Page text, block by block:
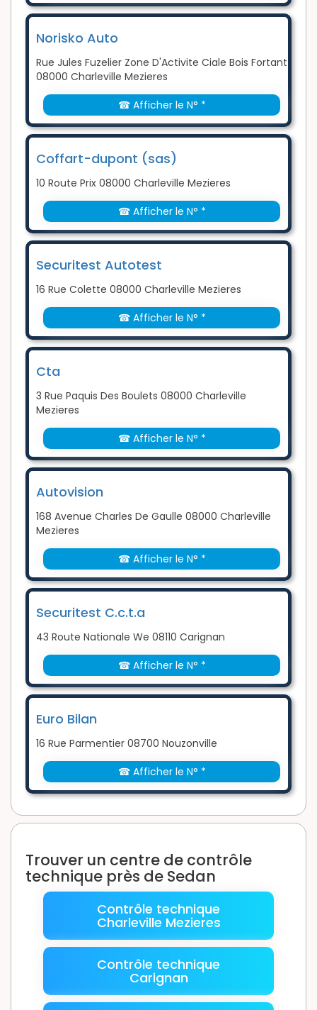
Norisko Auto
Rue Jules Fuzelier Zone D'Activite Ciale Bois Fortant
08000 Charleville Mezieres
☎ Afficher le N° *
Coffart-dupont (sas)
10 Route Prix 08000 Charleville Mezieres
☎ Afficher le N° *
Securitest Autotest
16 Rue Colette 08000 Charleville Mezieres
☎ Afficher le N° *
Cta
3 Rue Paquis Des Boulets 08000 Charleville
Mezieres
☎ Afficher le N° *
Autovision
168 Avenue Charles De Gaulle 08000 Charleville
Mezieres
☎ Afficher le N° *
Securitest C.c.t.a
43 Route Nationale We 08110 Carignan
☎ Afficher le N° *
Euro Bilan
16 Rue Parmentier 08700 Nouzonville
☎ Afficher le N° *
Trouver un centre de contrôle
technique près de Sedan
Contrôle technique
Charleville Mezieres
Contrôle technique
Carignan